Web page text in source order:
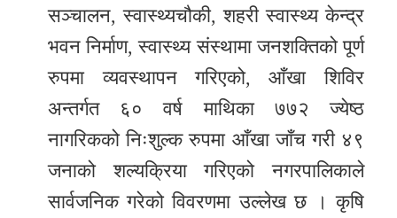
सञ्चालन, स्वास्थ्यचौकी, शहरी स्वास्थ्य केन्द्र
भवन निर्माण, स्वास्थ्य संस्थामा जनशक्तिको पूर्ण
रुपमा व्यवस्थापन गरिएको, आँखा शिविर
अन्तर्गत ६० वर्ष माथिका ७७२ ज्येष्ठ
नागरिकको निःशुल्क रुपमा आँखा जाँच गरी ४९
जनाको शल्यक्रिया गरिएको नगरपालिकाले
सार्वजनिक गरेको विवरणमा उल्लेख छ । कृषि